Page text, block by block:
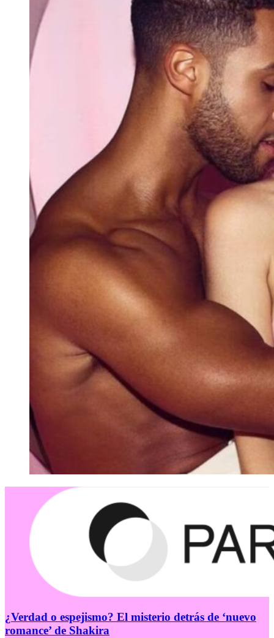
¿Verdad o espejismo? El misterio detrás de ‘nuevo
romance’ de Shakira